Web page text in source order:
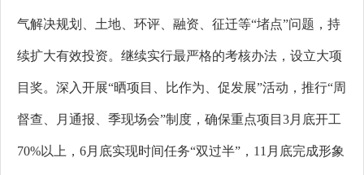
气解决规划、土地、环评、融资、征迁等“堵点”问题，持
续扩大有效投资。继续实行最严格的考核办法，设立大项
目奖。深入开展“晒项目、比作为、促发展”活动，推行“周
督查、月通报、季现场会”制度，确保重点项目3月底开工
70%以上，6月底实现时间任务“双过半”，11月底完成形象